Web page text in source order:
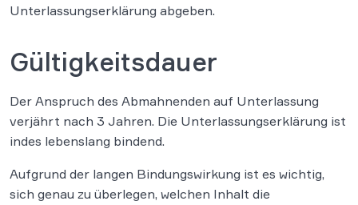
Unterlassungserklärung abgeben.
Gültigkeitsdauer
Der Anspruch des Abmahnenden auf Unterlassung
verjährt nach 3 Jahren. Die Unterlassungserklärung ist
indes lebenslang bindend.
Aufgrund der langen Bindungswirkung ist es wichtig,
sich genau zu überlegen, welchen Inhalt die